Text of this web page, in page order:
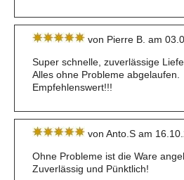
von Pierre B. am
Super schnelle, zuverlässige
Alles ohne Probleme abgelaufen.
Empfehlenswert!!!
von Anto.S am
Ohne Probleme ist die Ware
Zuverlässig und Pünktlich!